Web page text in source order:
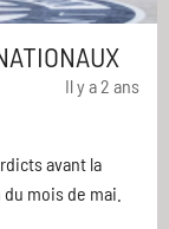
Il y a 2 ans
avant la
mois de mai.